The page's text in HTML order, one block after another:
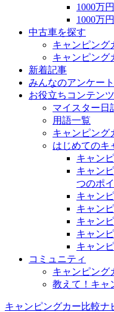
1000万
1000万
中古車を探す
キャンピング
キャンピング
新着記事
みんなのアンケート
お役立ちコンテンツ
マイスター日
用語一覧
キャンピング
はじめてのキ
キャン
キャン
つのポ
キャン
キャン
キャン
キャン
キャン
コミュニティ
キャンピング
教えて！キャ
キャンピングカー比較ナ